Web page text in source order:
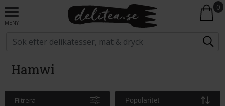
MENY
0
Hamwi
Filtrera Popularitet